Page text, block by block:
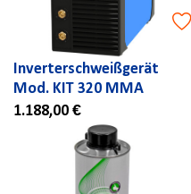
Inverterschweißgerät
Mod. KIT 320 MMA
1.188,00 €